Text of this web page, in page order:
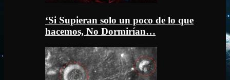
‘Si Supieran solo un poco de lo que
hacemos, No Dormirían…